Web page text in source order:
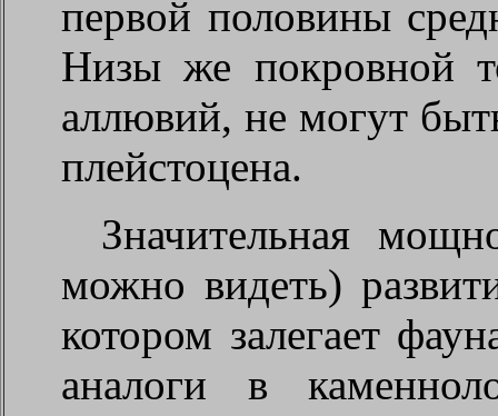
первой половины
Низы же покровной
аллювий, не могут
плейстоцена.
Значительная
можно видеть)
котором залегает
аналоги в